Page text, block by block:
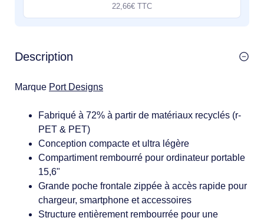
22,66€ TTC
Description
Marque Port Designs
Fabriqué à 72% à partir de matériaux recyclés (r-
PET & PET)
Conception compacte et ultra légère
Compartiment rembourré pour ordinateur portable
15,6"
Grande poche frontale zippée à accès rapide pour
chargeur, smartphone et accessoires
Structure entièrement rembourrée pour une